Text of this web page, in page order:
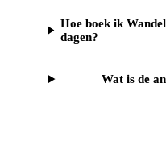
Hoe boek ik
dagen?
Wat is de